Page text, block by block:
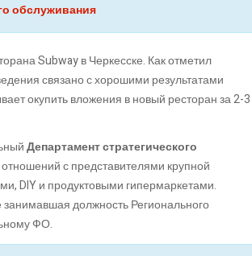
обслуживания
Subway в Черкесске. Как отметил
связано с хорошими результатами
окупить вложения в новый ресторан за 2-3
Департамент стратегического
с представителями крупной
DIY и продуктовыми гипермаркетами.
занимавшая должность Регионального
ФО.